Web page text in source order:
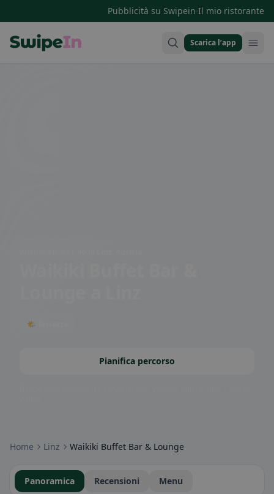
Pubblicità su Swipein·Il mio ristorante
Scarica l’app
🌤 Terrazza
Pianifica percorso
Home Linz Waikiki Buffet Bar & Lounge
Panoramica Recensioni Menu